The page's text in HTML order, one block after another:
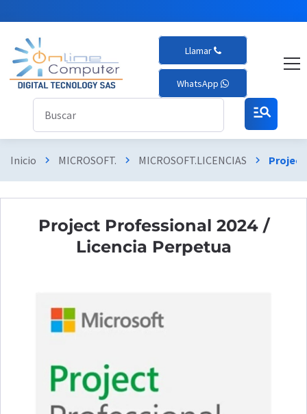
Llamar
WhatsApp
manage_search
Inicio chevron_right MICROSOFT. chevron_right MICROSOFT.LICENCIAS chevron_right Project
Project Professional 2024 /
Licencia Perpetua